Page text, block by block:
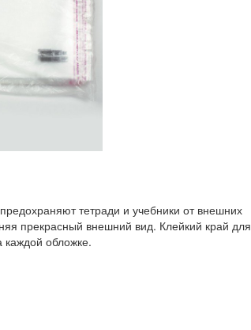
тетради и учебники от внешних
прекрасный внешний вид. Клейкий край для
обложке.